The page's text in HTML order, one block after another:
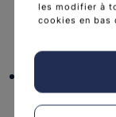
les modifier à
cookies en bas